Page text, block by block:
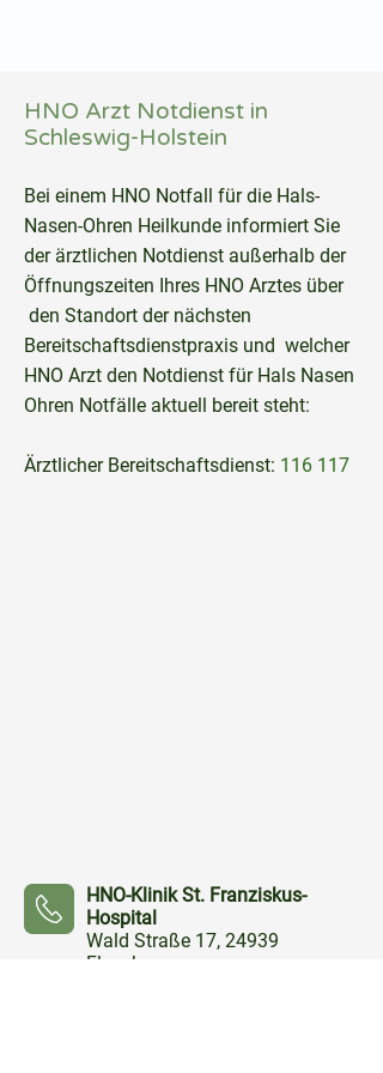
HNO Arzt Notdienst in
Schleswig-Holstein
Bei einem HNO Notfall für die Hals-
Nasen-Ohren Heilkunde informiert Sie
der ärztlichen Notdienst außerhalb der
Öffnungszeiten Ihres HNO Arztes über
den Standort der nächsten
Bereitschaftsdienstpraxis und welcher
HNO Arzt den Notdienst für Hals Nasen
Ohren Notfälle aktuell bereit steht:
Ärztlicher Bereitschaftsdienst: 116 117
HNO-Klinik St. Franziskus-
Hospital
Wald Straße 17, 24939
Flensburg